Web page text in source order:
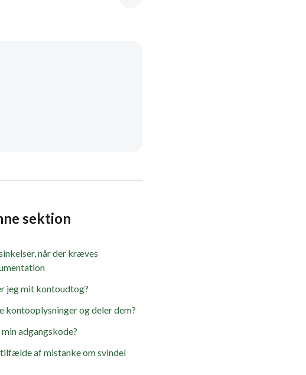
sektion
når der kræves
jeg mit kontoudtog?
kontooplysninger og deler dem?
adgangskode?
af mistanke om svindel